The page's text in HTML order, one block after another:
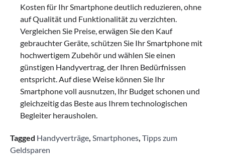
Kosten für Ihr Smartphone deutlich reduzieren, ohne
auf Qualität und Funktionalität zu verzichten.
Vergleichen Sie Preise, erwägen Sie den Kauf
gebrauchter Geräte, schützen Sie Ihr Smartphone mit
hochwertigem Zubehör und wählen Sie einen
günstigen Handyvertrag, der Ihren Bedürfnissen
entspricht. Auf diese Weise können Sie Ihr
Smartphone voll ausnutzen, Ihr Budget schonen und
gleichzeitig das Beste aus Ihrem technologischen
Begleiter herausholen.
Tagged Handyverträge, Smartphones, Tipps zum
Geldsparen